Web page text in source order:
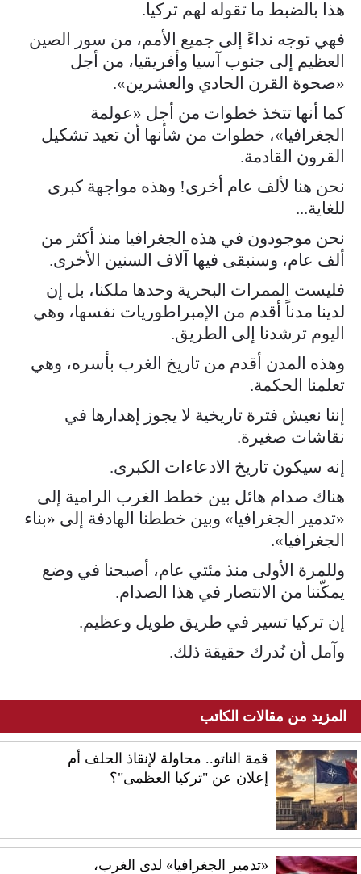
هذا بالضبط ما تقوله لهم تركيا.
فهي توجه نداءً إلى جميع الأمم، من سور الصين
العظيم إلى جنوب آسيا وأفريقيا، من أجل
«صحوة القرن الحادي والعشرين».
كما أنها تتخذ خطوات من أجل «عولمة
الجغرافيا»، خطوات من شأنها أن تعيد تشكيل
القرون القادمة.
نحن هنا لألف عام أخرى! وهذه مواجهة كبرى
للغاية...
نحن موجودون في هذه الجغرافيا منذ أكثر من
ألف عام، وسنبقى فيها آلاف السنين الأخرى.
فليست الممرات البحرية وحدها ملكنا، بل إن
لدينا مدناً أقدم من الإمبراطوريات نفسها، وهي
اليوم ترشدنا إلى الطريق.
وهذه المدن أقدم من تاريخ الغرب بأسره، وهي
تعلمنا الحكمة.
إننا نعيش فترة تاريخية لا يجوز إهدارها في
نقاشات صغيرة.
إنه سيكون تاريخ الادعاءات الكبرى.
هناك صدام هائل بين خطط الغرب الرامية إلى
«تدمير الجغرافيا» وبين خططنا الهادفة إلى «بناء
الجغرافيا».
وللمرة الأولى منذ مئتي عام، أصبحنا في وضع
يمكّننا من الانتصار في هذا الصدام.
إن تركيا تسير في طريق طويل وعظيم.
وآمل أن نُدرك حقيقة ذلك.
المزيد من مقالات الكاتب
قمة الناتو.. محاولة لإنقاذ الحلف أم
إعلان عن "تركيا العظمى"؟
«تدمير الجغرافيا» لدى الغرب،